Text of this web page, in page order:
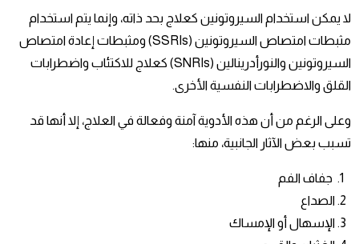
لا يمكن استخدام السيروتونين كعلاج بحد ذاته، وإنما يتم استخدام
مثبطات امتصاص السيروتونين (SSRIs) ومثبطات إعادة امتصاص
السيروتونين والنورأدرينالين (SNRIs) كعلاج للاكتئاب واضطرابات
القلق والاضطرابات النفسية الأخرى.
وعلى الرغم من أن هذه الأدوية آمنة وفعالة في العلاج، إلا أنها قد
تسبب بعض الآثار الجانبية، منها:
جفاف الفم
الصداع
الإسهال أو الإمساك